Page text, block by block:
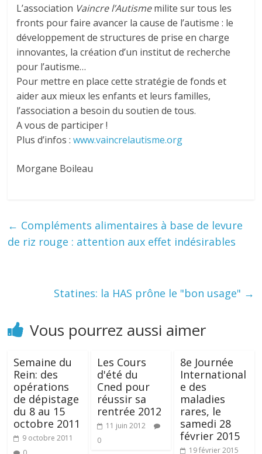
L’association Vaincre l’Autismemilite sur tous les
fronts pour faire avancer la cause de l’autisme : le
développement de structures de prise en charge
innovantes, la création d’un institut de recherche
pour l’autisme…
Pour mettre en place cette stratégie de fonds et
aider aux mieux les enfants et leurs familles,
l’association a besoin du soutien de tous.
A vous de participer !
Plus d’infos :www.vaincrelautisme.org
Morgane Boileau
← Compléments alimentaires à base de levure
de riz rouge : attention aux effet indésirables
Statines: la HAS prône le "bon usage" →
Vous pourrez aussi aimer
Semaine du
Rein: des
opérations
de dépistage
du 8 au 15
octobre 2011
9 octobre 2011
Les Cours
d'été du
Cned pour
réussir sa
rentrée 2012
11 juin 2012
0
8e Journée
International
e des
maladies
rares, le
samedi 28
février 2015
19 février 2015